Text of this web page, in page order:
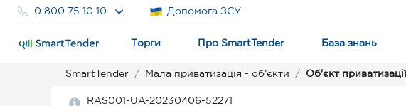
0 800 75 10 10 Допомога ЗСУ
Торги Про SmartTender База знань
SmartTender Мала приватизація - об’єкти Об'єкт приватизації
RAS001-UA-20230406-52271